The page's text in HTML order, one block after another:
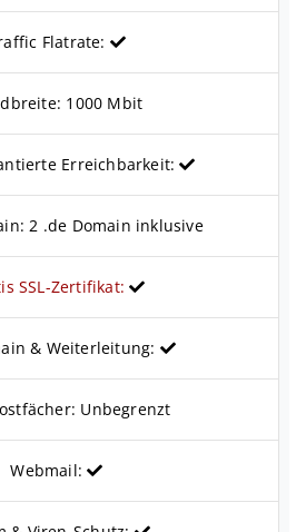
Flatrate:
1000 Mbit
Erreichbarkeit:
2 .de Domain inklusive
SSL-Zertifikat:
& Weiterleitung:
Unbegrenzt
Webmail: